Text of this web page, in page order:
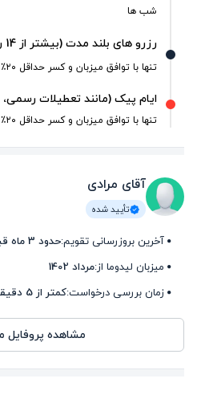
شب ها
رزرو های بلند مدت (بیشتر از 14 روز)
تنها با توافق میزبان و کسر حداقل ۲۰٪ کل مبلغ رزرو
ایام پیک (مانند تعطیلات
تنها با توافق میزبان و کسر حداقل ۲۰٪ کل مبلغ رزرو
آقای مرادی
تأیید شده
آخرین بروزرسانی تقویم:حدود 3 ماه قبل
میزبان لیدوما از:مرداد 1402
زمان بررسی درخواست:کمتر از 5 دقیقه
مشاهده پروفایل